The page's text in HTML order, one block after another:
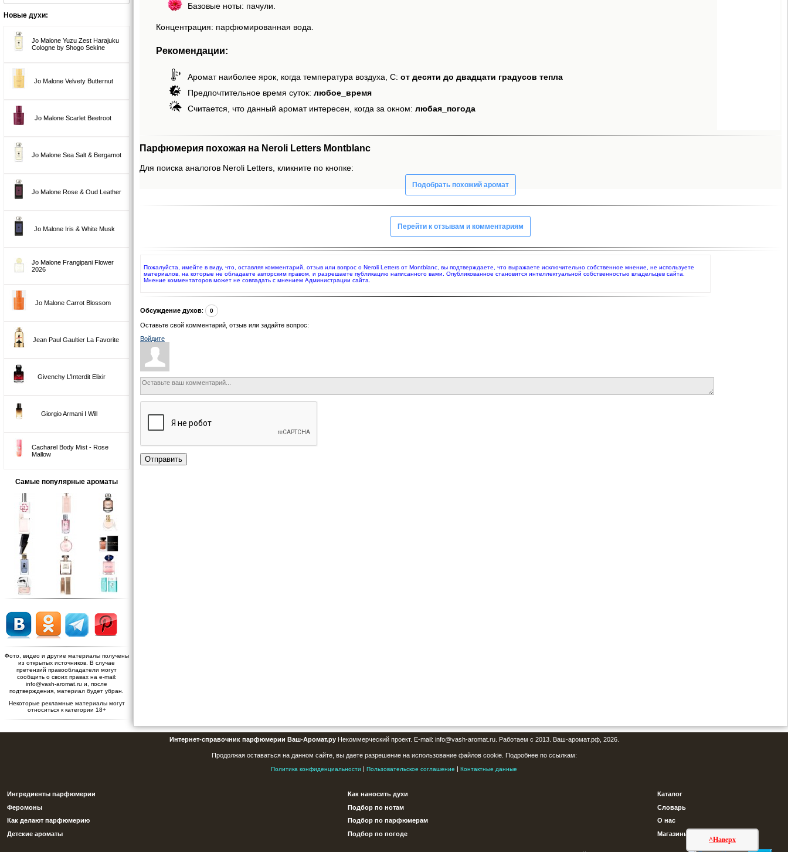
Новые духи:
Jo Malone Yuzu Zest Harajuku
Cologne by Shogo Sekine
Jo Malone Velvety Butternut
Jo Malone Scarlet Beetroot
Jo Malone Sea Salt & Bergamot
Jo Malone Rose & Oud Leather
Jo Malone Iris & White Musk
Jo Malone Frangipani Flower
2026
Jo Malone Carrot Blossom
Jean Paul Gaultier La Favorite
Givenchy L’Interdit Elixir
Giorgio Armani I Will
Cacharel Body Mist - Rose
Mallow
Самые популярные ароматы
Фото, видео и другие материалы получены
из открытых источников. В случае
претензий правообладатели могут
сообщить о своих правах на e-mail:
info@vash-aromat.ru и, после
подтверждения, материал будет убран.
Некоторые рекламные материалы могут
относиться к категории 18+
Базовые ноты: пачули.
Концентрация: парфюмированная вода.
Рекомендации:
Аромат наиболее ярок, когда температура воздуха, С: от десяти до двадцати градусов тепла
Предпочтительное время суток: любое_время
Считается, что данный аромат интересен, когда за окном: любая_погода
Парфюмерия похожая на Neroli Letters Montblanc
Для поиска аналогов Neroli Letters, кликните по кнопке:
Подобрать похожий аромат
Перейти к отзывам и комментариям
Пожалуйста, имейте в виду, что, оставляя комментарий, отзыв или вопрос о Neroli Letters от Montblanc, вы подтверждаете, что выражаете исключительно собственное мнение, не используете
материалов, на которые не обладаете авторским правом, и разрешаете публикацию написанного вами. Опубликованное становится интеллектуальной собственностью владельцев сайта.
Мнение комментаторов может не совпадать с мнением Администрации сайта.
Обсуждение духов: 0
Оставьте свой комментарий, отзыв или задайте вопрос:
Войдите
Отправить
^Наверх
Интернет-справочник парфюмерии Ваш-Аромат.руНекоммерческий проект. E-mail: info@vash-aromat.ru. Работаем с 2013. Ваш-аромат.рф, 2026.
Продолжая оставаться на данном сайте, вы даете разрешение на использование файлов cookie. Подробнее по ссылкам:
Политика конфиденциальности | Пользовательское соглашение | Контактные данные
Ингредиенты парфюмерии
Феромоны
Как делают парфюмерию
Детские ароматы
Как наносить духи
Подбор по нотам
Подбор по парфюмерам
Подбор по погоде
Каталог
Словарь
О нас
Магазины